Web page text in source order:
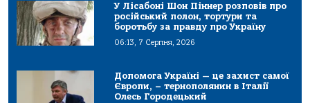
У Лісабоні Шон Піннер розповів про
російський полон, тортури та
боротьбу за правду про Україну
06:13, 7 Серпня, 2026
Допомога Україні — це захист самої
Європи, – тернополянин в Італії
Олесь Городецький